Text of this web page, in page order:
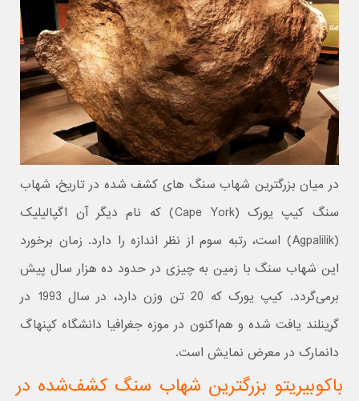
در میان بزرگترین شهاب سنگ های کشف شده در تاریخ، شهاب
سنگ کیپ یورک (Cape York) که نام دیگر آن اگپالیلیک
(Agpalilik) است، رتبه سوم از نظر اندازه را دارد. زمان برخورد
این شهاب سنگ با زمین به چیزی در حدود ده هزار سال پیش
برمی‌گردد. کیپ یورک که 20 تن وزن دارد، در سال 1993 در
گرینلند یافت شده و هم‌اکنون در موزه جغرافیا دانشگاه کپنهاگ
دانمارک در معرض نمایش است.
باکوبیریتو بزرگترین شهاب سنگ کشف‌شده در